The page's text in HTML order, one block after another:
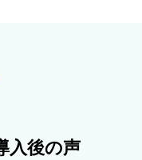
入後の声